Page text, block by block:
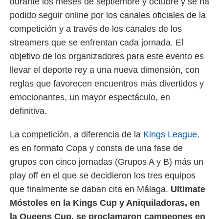
utilizar
uso de
contenido
medir el
el
o a través
de
de
uso de
con el
podido seguir online por los canales oficiales de la
competición y a través de los canales de los
streamers que se enfrentan cada jornada. El
objetivo de los organizadores para este evento es
llevar el deporte rey a una nueva dimensión, con
reglas que favorecen encuentros más divertidos y
emocionantes, un mayor espectáculo, en
definitiva.
La competición, a diferencia de la Kings League,
es en formato Copa y consta de una fase de
grupos con cinco jornadas (Grupos A y B) más un
play off en el que se decidieron los tres equipos
que finalmente se daban cita en Málaga. Ultimate
Móstoles en la Kings Cup y Aniquiladoras, en
la Queens Cup, se proclamaron campeones en